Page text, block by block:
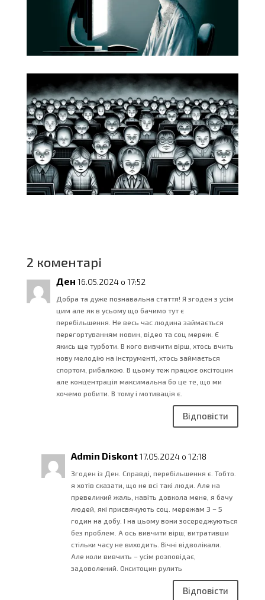
2 коментарі
Ден 16.05.2024 о 17:52
Добра та дуже познавальна стаття! Я згоден з усім
цим але як в усьому що бачимо тут є
перебільшення. Не весь час людина займається
перегортуванням новин, відео та соц мереж. Є
якись ще турботи. В кого вивчити вірш, хтось вчить
нову мелодію на інструменті, хтось займається
спортом, рибалкою. В цьому теж працює оксітоцин
але концентрація максимальна бо це те, що ми
хочемо робити. В тому і мотивація є.
Відповісти
Admin Diskont17.05.2024 о 12:18
Згоден із Ден. Справді, перебільшення є. Тобто.
я хотів сказати, що не всі такі люди. Але на
превеликий жаль, навіть довкола мене, я бачу
людей, які присвячують соц. мережам 3 – 5
годин на добу. І на цьому вони зосереджуються
без проблем. А ось вивчити вірш, витративши
стільки часу не виходить. Вічні відволікали.
Але коли вивчить – усім розповідає,
задоволений. Окситоцин рулить
Відповісти